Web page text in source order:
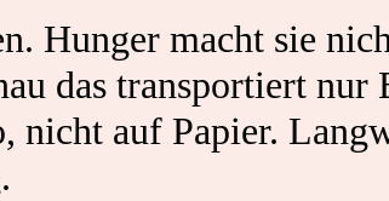
Hunger macht sie
das transportiert
nicht auf Papier.